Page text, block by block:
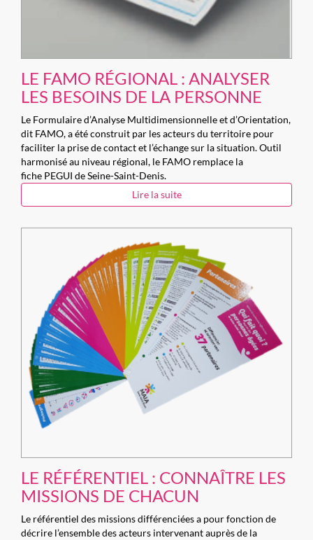
LE FAMO RÉGIONAL : ANALYSER
LES BESOINS DE LA PERSONNE
Le Formulaire d’Analyse Multidimensionnelle et d’Orientation,
dit FAMO, a été construit par les acteurs du territoire pour
faciliter la prise de contact et l’échange sur la situation. Outil
harmonisé au niveau régional, le FAMO remplace la
fiche PEGUI de Seine-Saint-Denis.
Lire la suite
LE RÉFÉRENTIEL : CONNAÎTRE LES
MISSIONS DE CHACUN
Le référentiel des missions différenciées a pour fonction de
décrire l’ensemble des acteurs intervenant auprès de la